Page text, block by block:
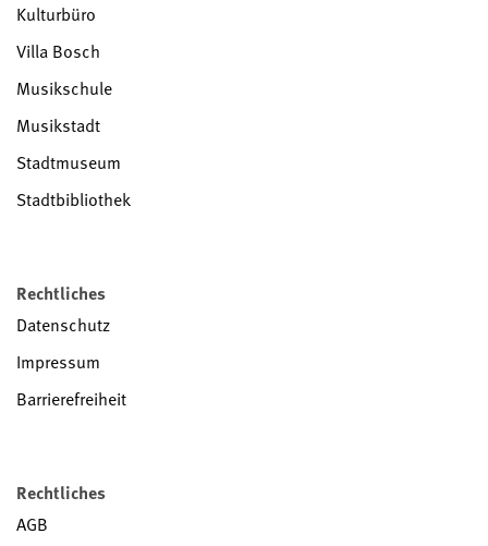
Kulturbüro
Villa Bosch
Musikschule
Musikstadt
Stadtmuseum
Stadtbibliothek
Rechtliches
Datenschutz
Impressum
Barrierefreiheit
Rechtliches
AGB